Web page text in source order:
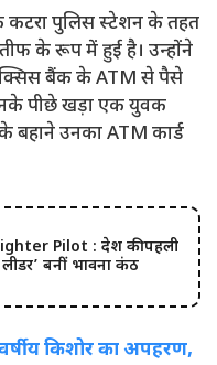
कटरा पुलिस स्टेशन के तहत
के रूप में हुई है। उन्होंने
बैंक के ATM से पैसे
पीछे खड़ा एक युवक
उनका ATM कार्ड
Pilot : देश की पहली
बनीं भावना कंठ
किशोर का अपहरण,